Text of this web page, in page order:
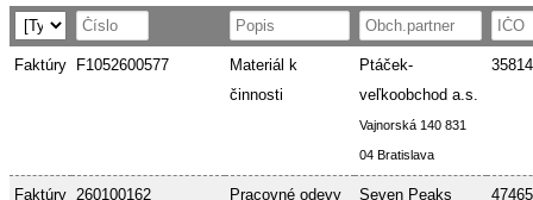
Faktúry F1052600577
Materiál k
činnosti
Ptáček-
veľkoobchod a.s.
Vajnorská 140 831
04 Bratislava
Faktúry 260100162 Pracovné odevy
Seven Peaks